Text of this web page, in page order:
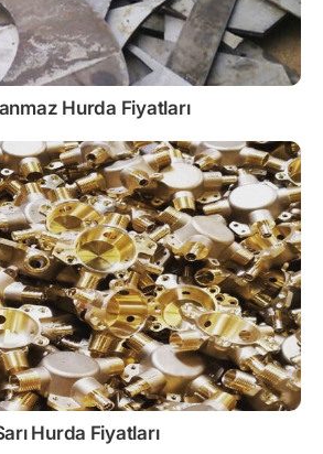
Hurda Fiyatları
Hurda Fiyatları